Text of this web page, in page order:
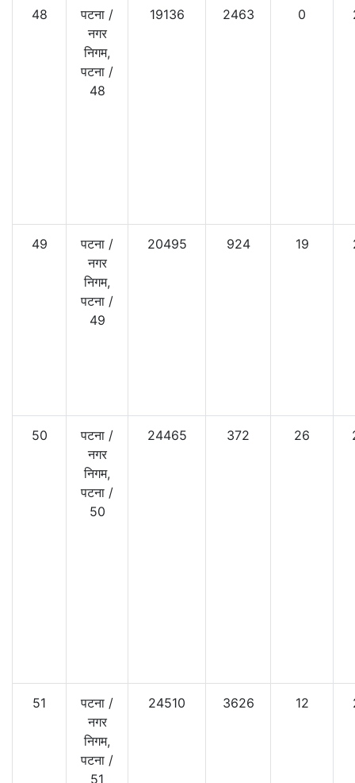
48 पटना /
नगर
निगम,
पटना /
48
19136 2463 0
49 पटना /
नगर
निगम,
पटना /
49
20495 924 19
50 पटना /
नगर
निगम,
पटना /
50
24465 372 26
51 पटना /
नगर
निगम,
पटना /
51
24510 3626 12